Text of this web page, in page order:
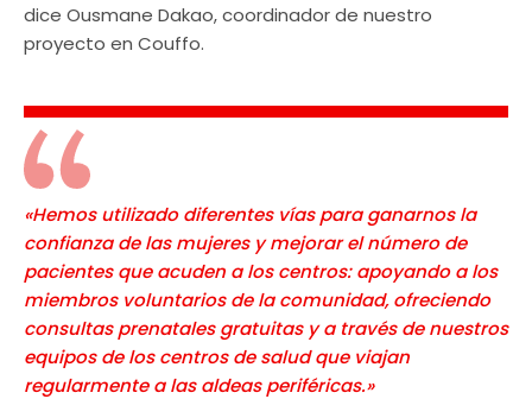
dice Ousmane Dakao, coordinador de nuestro
proyecto en Couffo.
«Hemos utilizado diferentes vías para ganarnos la
confianza de las mujeres y mejorar el número de
pacientes que acuden a los centros: apoyando a los
miembros voluntarios de la comunidad, ofreciendo
consultas prenatales gratuitas y a través de nuestros
equipos de los centros de salud que viajan
regularmente a las aldeas periféricas.»